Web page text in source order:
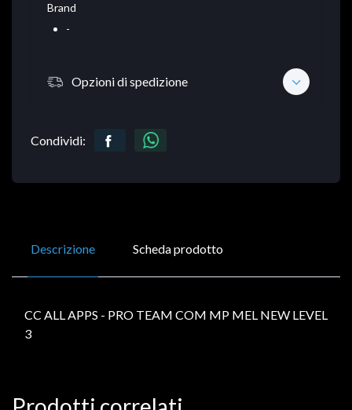
Brand
-
Opzioni di spedizione
Condividi:
Descrizione Scheda prodotto
CC ALL APPS - PRO TEAM COM MP MEL NEW LEVEL
3